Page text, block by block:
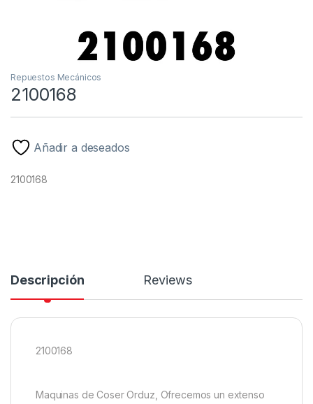
Repuestos Mecánicos
2100168
Añadir a deseados
2100168
Descripción Reviews
2100168
Maquinas de Coser Orduz, Ofrecemos un extenso